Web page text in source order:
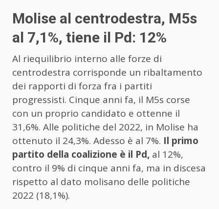
Molise al centrodestra, M5s
al 7,1%, tiene il Pd: 12%
Al riequilibrio interno alle forze di
centrodestra corrisponde un ribaltamento
dei rapporti di forza fra i partiti
progressisti. Cinque anni fa, il M5s corse
con un proprio candidato e ottenne il
31,6%. Alle politiche del 2022, in Molise ha
ottenuto il 24,3%. Adesso è al 7%. Il primo
partito della coalizione è il Pd, al 12%,
contro il 9% di cinque anni fa, ma in discesa
rispetto al dato molisano delle politiche
2022 (18,1%).